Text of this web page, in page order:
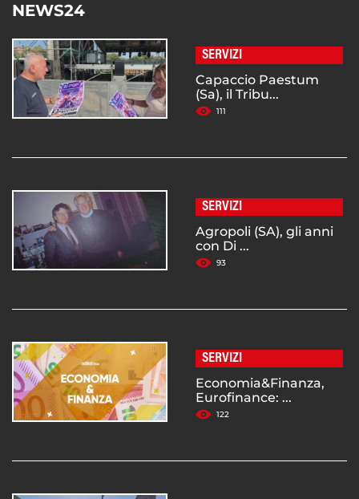
NEWS24
SERVIZI
Capaccio Paestum
(Sa), il Tribu...
111
SERVIZI
Agropoli (SA), gli anni
con Di ...
93
SERVIZI
Economia&Finanza,
Eurofinance: ...
122